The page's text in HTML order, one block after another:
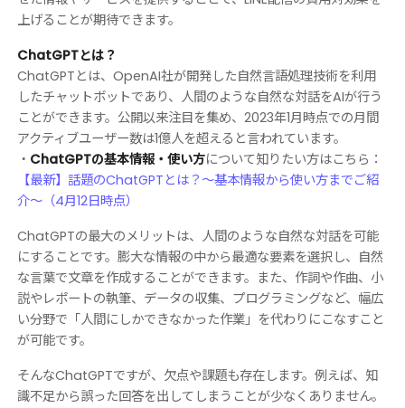
上げることが期待できます。
ChatGPTとは？
ChatGPTとは、OpenAI社が開発した自然言語処理技術を利用
したチャットボットであり、人間のような自然な対話をAIが行う
ことができます。公開以来注目を集め、2023年1月時点での月間
アクティブユーザー数は1億人を超えると言われています。
・ ChatGPTの基本情報・使い方について知りたい方はこちら：
【最新】話題のChatGPTとは？〜基本情報から使い方までご紹
介〜（4月12日時点）
ChatGPTの最大のメリットは、人間のような自然な対話を可能
にすることです。膨大な情報の中から最適な要素を選択し、自然
な言葉で文章を作成することができます。また、作詞や作曲、小
説やレポートの執筆、データの収集、プログラミングなど、幅広
い分野で「人間にしかできなかった作業」を代わりにこなすこと
が可能です。
そんなChatGPTですが、欠点や課題も存在します。例えば、知
識不足から誤った回答を出してしまうことが少なくありません。